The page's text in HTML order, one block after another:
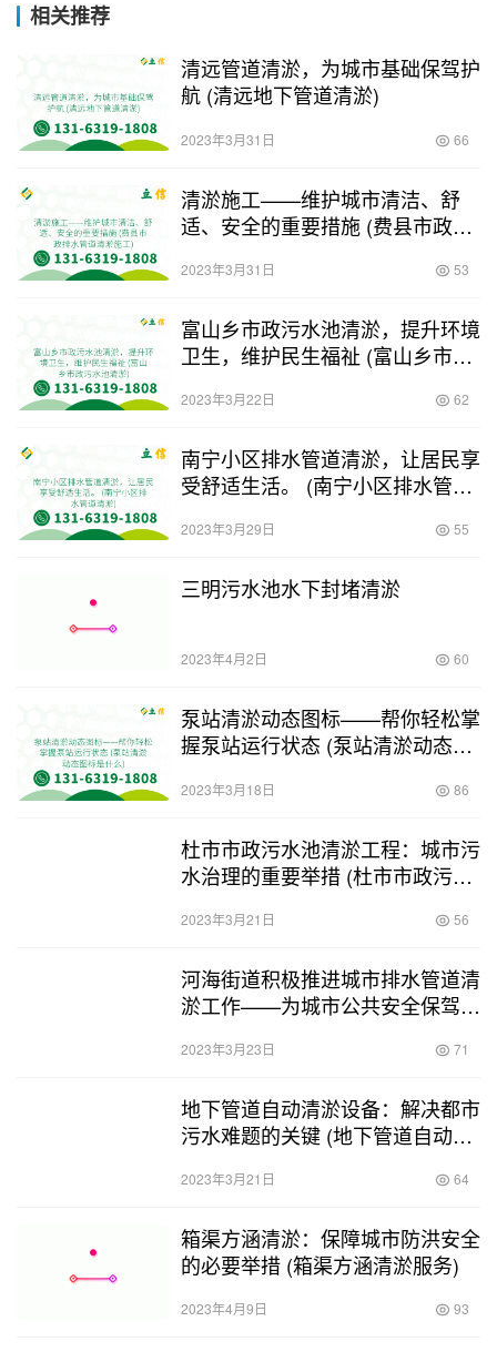
相关推荐
清远管道清淤，为城市基础保驾护
航 (清远地下管道清淤)
2023年3月31日 66
清淤施工——维护城市清洁、舒
适、安全的重要措施 (费县市政排
2023年3月31日 53
富山乡市政污水池清淤，提升环境
卫生，维护民生福祉 (富山乡市政
2023年3月22日 62
南宁小区排水管道清淤，让居民享
受舒适生活。 (南宁小区排水管道
2023年3月29日 55
三明污水池水下封堵清淤
2023年4月2日 60
泵站清淤动态图标——帮你轻松掌
握泵站运行状态 (泵站清淤动态图
2023年3月18日 86
杜市市政污水池清淤工程：城市污
水治理的重要举措 (杜市市政污水
2023年3月21日 56
河海街道积极推进城市排水管道清
淤工作——为城市公共安全保驾护
2023年3月23日 71
地下管道自动清淤设备：解决都市
污水难题的关键 (地下管道自动清
2023年3月21日 64
箱渠方涵清淤：保障城市防洪安全
的必要举措 (箱渠方涵清淤服务)
2023年4月9日 93